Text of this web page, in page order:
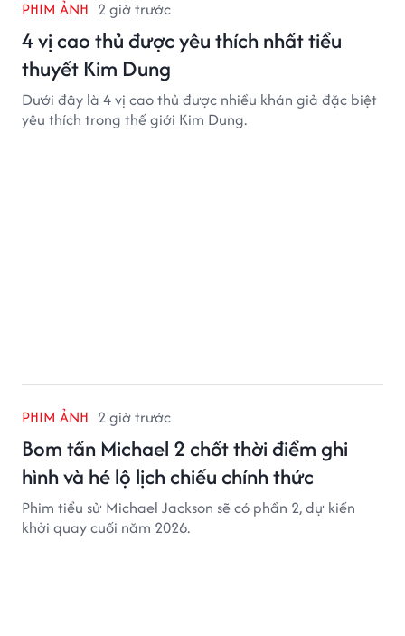
PHIM ẢNH 2 giờ trước
4 vị cao thủ được yêu thích nhất tiểu
thuyết Kim Dung
Dưới đây là 4 vị cao thủ được nhiều khán giả đặc biệt
yêu thích trong thế giới Kim Dung.
PHIM ẢNH 2 giờ trước
Bom tấn Michael 2 chốt thời điểm ghi
hình và hé lộ lịch chiếu chính thức
Phim tiểu sử Michael Jackson sẽ có phần 2, dự kiến
khởi quay cuối năm 2026.